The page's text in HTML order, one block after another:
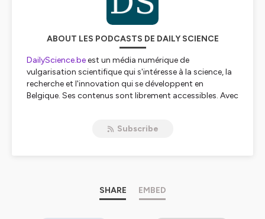
ABOUT LES PODCASTS DE DAILY SCIENCE
DailyScience.beest un média numérique de
vulgarisation scientifique qui s'intéresse à la science, la
recherche et l'innovation qui se développent en
Belgique. Ses contenus sont librement accessibles. Avec
Subscribe
SHARE EMBED